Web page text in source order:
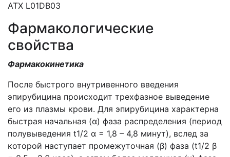
АТХ L01DB03
Фармакологические
свойства
Фармакокинетика
После быстрого внутривенного введения
эпирубицина происходит трехфазное выведение
его из плазмы крови. Для эпирубицина характерна
быстрая начальная (α) фаза распределения (период
полувыведения t1/2 α = 1,8 – 4,8 минут), вслед за
которой наступает промежуточная (β) фаза (t1/2 β